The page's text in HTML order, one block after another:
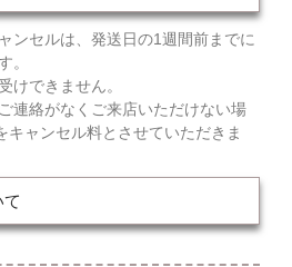
ンセルは、発送日の1週間前までに
。
けできません。
連絡がなくご来店いただけない場
キャンセル料とさせていただきま